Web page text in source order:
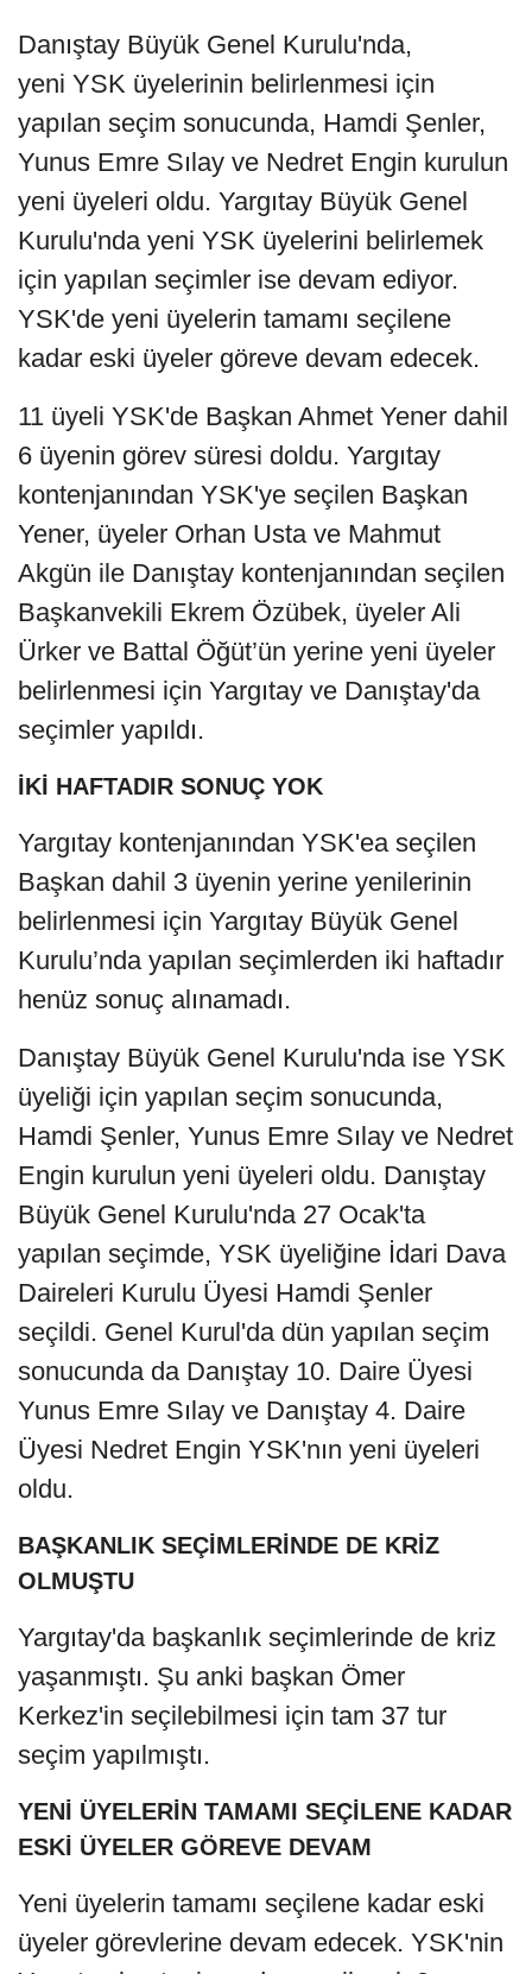
Danıştay Büyük Genel Kurulu'nda,
yeni YSK üyelerinin belirlenmesi için
yapılan seçim sonucunda, Hamdi Şenler,
Yunus Emre Sılay ve Nedret Engin kurulun
yeni üyeleri oldu. Yargıtay Büyük Genel
Kurulu'nda yeni YSK üyelerini belirlemek
için yapılan seçimler ise devam ediyor.
YSK'de yeni üyelerin tamamı seçilene
kadar eski üyeler göreve devam edecek.
11 üyeli YSK'de Başkan Ahmet Yener dahil
6 üyenin görev süresi doldu. Yargıtay
kontenjanından YSK'ye seçilen Başkan
Yener, üyeler Orhan Usta ve Mahmut
Akgün ile Danıştay kontenjanından seçilen
Başkanvekili Ekrem Özübek, üyeler Ali
Ürker ve Battal Öğüt’ün yerine yeni üyeler
belirlenmesi için Yargıtay ve Danıştay'da
seçimler yapıldı.
İKİ HAFTADIR SONUÇ YOK
Yargıtay kontenjanından YSK'ea seçilen
Başkan dahil 3 üyenin yerine yenilerinin
belirlenmesi için Yargıtay Büyük Genel
Kurulu’nda yapılan seçimlerden iki haftadır
henüz sonuç alınamadı.
Danıştay Büyük Genel Kurulu'nda ise YSK
üyeliği için yapılan seçim sonucunda,
Hamdi Şenler, Yunus Emre Sılay ve Nedret
Engin kurulun yeni üyeleri oldu. Danıştay
Büyük Genel Kurulu'nda 27 Ocak'ta
yapılan seçimde, YSK üyeliğine İdari Dava
Daireleri Kurulu Üyesi Hamdi Şenler
seçildi. Genel Kurul'da dün yapılan seçim
sonucunda da Danıştay 10. Daire Üyesi
Yunus Emre Sılay ve Danıştay 4. Daire
Üyesi Nedret Engin YSK'nın yeni üyeleri
oldu.
BAŞKANLIK SEÇİMLERİNDE DE KRİZ
OLMUŞTU
Yargıtay'da başkanlık seçimlerinde de kriz
yaşanmıştı. Şu anki başkan Ömer
Kerkez'in seçilebilmesi için tam 37 tur
seçim yapılmıştı.
YENİ ÜYELERİN TAMAMI SEÇİLENE KADAR
ESKİ ÜYELER GÖREVE DEVAM
Yeni üyelerin tamamı seçilene kadar eski
üyeler görevlerine devam edecek. YSK'nin